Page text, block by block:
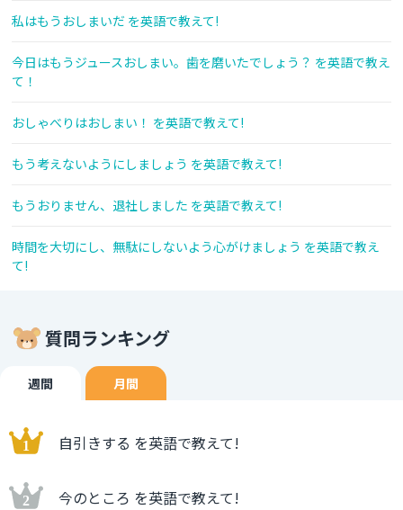
私はもうおしまいだ を英語で教えて!
今日はもうジュースおしまい。歯を磨いたでしょう？ を英語で教え
て！
おしゃべりはおしまい！ を英語で教えて!
もう考えないようにしましょう を英語で教えて!
もうおりません、退社しました を英語で教えて!
時間を大切にし、無駄にしないよう心がけましょう を英語で教え
て!
質問ランキング
週間 月間
自引きする を英語で教えて!
今のところ を英語で教えて!